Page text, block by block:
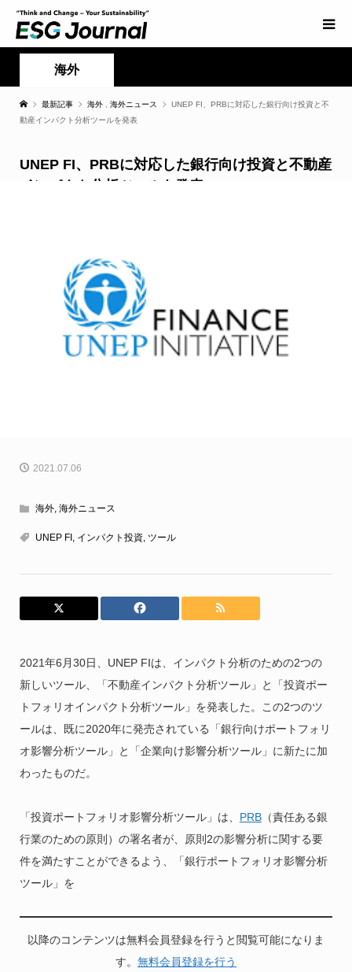
海外
最新記事 海外 海外ニュース
UNEP FI、PRBに対応した銀行向け投資と不
動産インパクト分析ツールを発表
UNEP FI、PRBに対応した銀行向け投資と不動産
インパクト分析ツールを発表
2021.07.06
海外, 海外ニュース
UNEP FI , インパクト投資, ツール
2021年6月30日、UNEP FIは、インパクト分析のための2つの
新しいツール、「不動産インパクト分析ツール」と「投資ポー
トフォリオインパクト分析ツール」を発表した。この2つのツ
ールは、既に2020年に発売されている「銀行向けポートフォリ
オ影響分析ツール」と「企業向け影響分析ツール」に新たに加
わったものだ。
「投資ポートフォリオ影響分析ツール」は、 PRB（責任ある銀
行業のための原則）の署名者が、原則2の影響分析に関する要
件を満たすことができるよう、「銀行ポートフォリオ影響分析
ツール」を
以降のコンテンツは無料会員登録を行うと閲覧可能になりま
す。 無料会員登録を行う